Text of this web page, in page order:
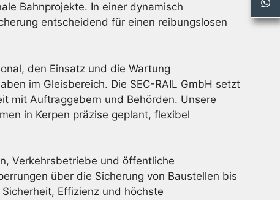
Bahnprojekte. In einer dynamisch
entscheidend für einen reibungslosen
den Einsatz und die Wartung
im Gleisbereich. Die SEC-RAIL GmbH setzt
mit Auftraggebern und Behörden. Unsere
in Kerpen präzise geplant, flexibel
Verkehrsbetriebe und öffentliche
über die Sicherung von Baustellen bis
Effizienz und höchste